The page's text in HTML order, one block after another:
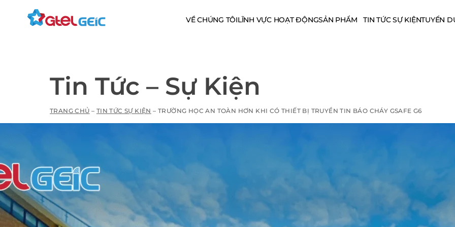
VỀ CHÚNG TÔILĨNH VỰC HOẠT ĐỘNGSẢN PHẨM TIN TỨC SỰ KIỆNTUYỂN
Tin Tức – Sự Kiện
TRANG CHỦ – TIN TỨC SỰ KIỆN –TRƯỜNG HỌC AN TOÀN HƠN KHI CÓ THIẾT BỊ TRUYỀN TIN BÁO CHÁY GSAFE G6